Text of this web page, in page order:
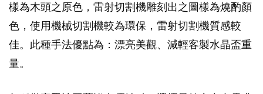
樣為木頭之原色，雷射切割機雕刻出之圖樣為燒酌顏
色，使用機械切割機較為環保，雷射切割機質感較
佳。此種手法優點為：漂亮美觀、減輕客製水晶盃重
量。